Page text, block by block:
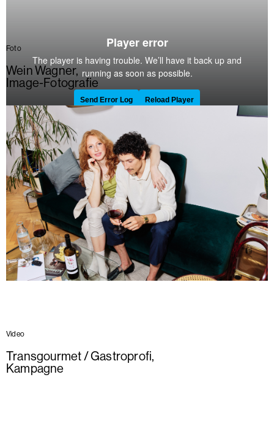
Foto
Wein Wagner,
Image-Fotografie
Video
Transgourmet / Gastroprofi,
Kampagne